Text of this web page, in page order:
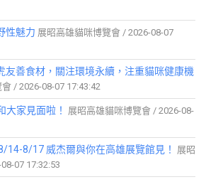
性魅力 展昭高雄貓咪博覽會 / 2026-08-07
友善食材，關注環境永續，注重貓咪健康機
/ 2026-08-07 17:43:42
大家見面啦！
展昭高雄貓咪博覽會 / 2026-08-
14-8/17 威杰爾與你在高雄展覽館見！
展昭
07 17:32:53